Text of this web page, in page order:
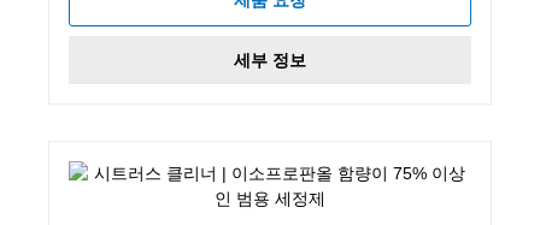
세부 정보